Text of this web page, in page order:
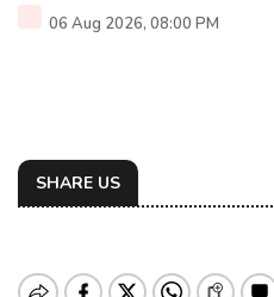
06 Aug 2026, 08:00 PM
SHARE US